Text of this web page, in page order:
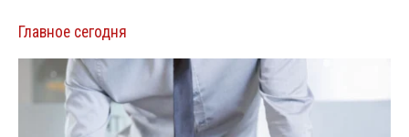
Главное сегодня